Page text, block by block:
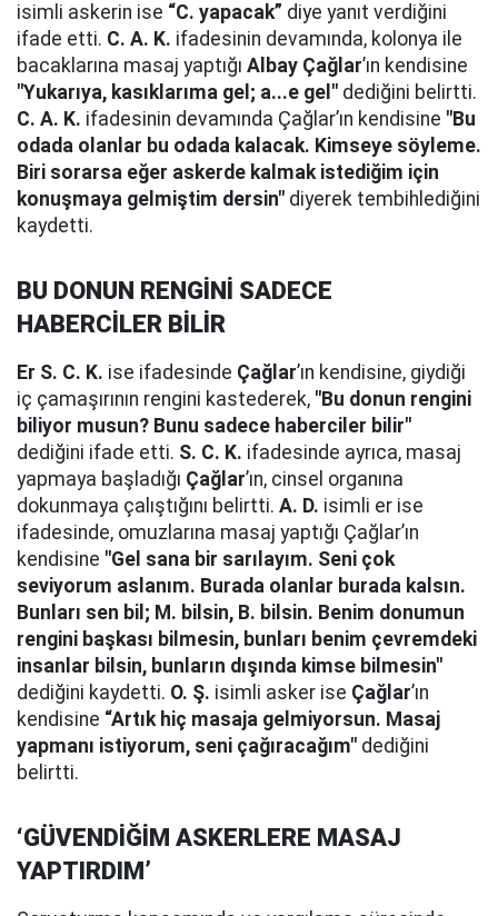
isimli askerin ise “C. yapacak” diye yanıt verdiğini
ifade etti. C. A. K. ifadesinin devamında, kolonya ile
bacaklarına masaj yaptığı Albay Çağlar’ın kendisine
"Yukarıya, kasıklarıma gel; a...e gel" dediğini belirtti.
C. A. K. ifadesinin devamında Çağlar’ın kendisine "Bu
odada olanlar bu odada kalacak. Kimseye söyleme.
Biri sorarsa eğer askerde kalmak istediğim için
konuşmaya gelmiştim dersin" diyerek tembihlediğini
kaydetti.
BU DONUN RENGİNİ SADECE
HABERCİLER BİLİR
Er S. C. K. ise ifadesinde Çağlar’ın kendisine, giydiği
iç çamaşırının rengini kastederek, "Bu donun rengini
biliyor musun? Bunu sadece haberciler bilir"
dediğini ifade etti. S. C. K. ifadesinde ayrıca, masaj
yapmaya başladığı Çağlar’ın, cinsel organına
dokunmaya çalıştığını belirtti. A. D. isimli er ise
ifadesinde, omuzlarına masaj yaptığı Çağlar’ın
kendisine "Gel sana bir sarılayım. Seni çok
seviyorum aslanım. Burada olanlar burada kalsın.
Bunları sen bil; M. bilsin, B. bilsin. Benim donumun
rengini başkası bilmesin, bunları benim çevremdeki
insanlar bilsin, bunların dışında kimse bilmesin"
dediğini kaydetti. O. Ş. isimli asker ise Çağlar’ın
kendisine “Artık hiç masaja gelmiyorsun. Masaj
yapmanı istiyorum, seni çağıracağım" dediğini
belirtti.
‘GÜVENDİĞİM ASKERLERE MASAJ
YAPTIRDIM’